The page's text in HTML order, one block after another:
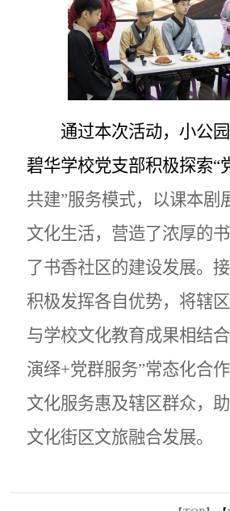
通过本次活动，小公
碧华学校党支部积极探索“
共建”服务模式，以课本剧
文化生活，营造了浓厚的
了书香社区的建设发展。
积极发挥各自优势，将辖
与学校文化教育成果相结
演绎+党群服务”常态化合
文化服务惠及辖区群众，
文化街区文旅融合发展。